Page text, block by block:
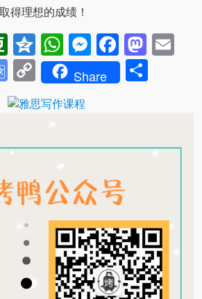
得理想的成绩！
Douban
QzoneWhatsApp
Messenger
Google
Translate
Copy
Link
Share